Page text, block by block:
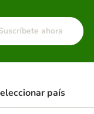
ahora
país